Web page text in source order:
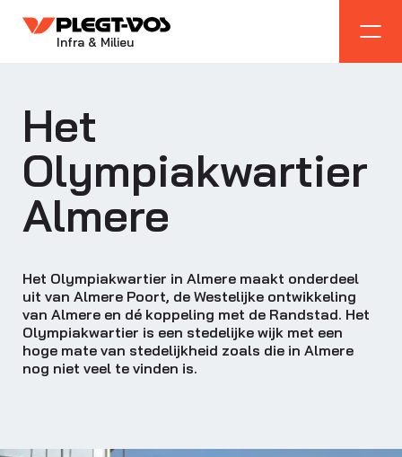
Infra & Milieu
Het
Olympiakwartier
Almere
Het Olympiakwartier in Almere maakt onderdeel
uit van Almere Poort, de Westelijke ontwikkeling
van Almere en dé koppeling met de Randstad. Het
Olympiakwartier is een stedelijke wijk met een
hoge mate van stedelijkheid zoals die in Almere
nog niet veel te vinden is.